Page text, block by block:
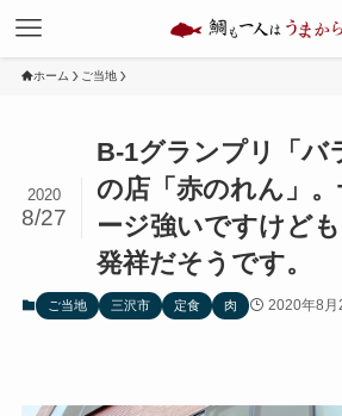
ホーム ご当地
B-1グランプリ「バ
の店「赤のれん」
ージ強いですけど
発祥だそうです。
2020
8/27
ご当地 三沢市 定食 肉 2020年8月